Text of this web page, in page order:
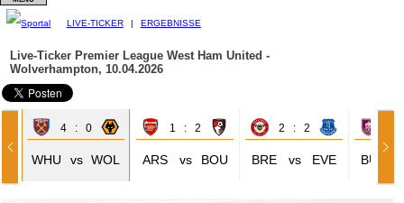
LIVE-TICKER | ERGEBNISSE
Live-Ticker Premier League West Ham United -
Wolverhampton, 10.04.2026
4 : 0
WHU vs WOL
1 : 2
ARS vs BOU
2 : 2
BRE vs EVE BUR